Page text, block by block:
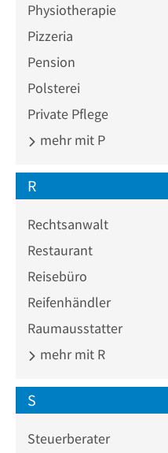
Physiotherapie
Pizzeria
Pension
Polsterei
Private Pflege
mehr mit P
R
Rechtsanwalt
Restaurant
Reisebüro
Reifenhändler
Raumausstatter
mehr mit R
S
Steuerberater